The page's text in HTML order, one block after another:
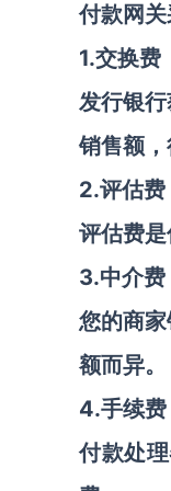
付款网
1.交换费
发行银
销售额
2.评估费
评估费是
3.中介费
您的商
额而异。
4.手续费
付款处